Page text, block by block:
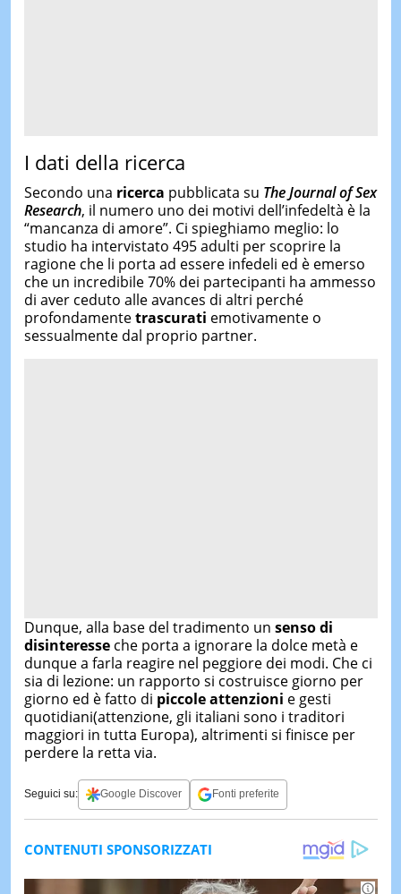
I dati della ricerca
Secondo una ricerca pubblicata su The Journal of Sex
Research, il numero uno dei motivi dell’infedeltà è la
“mancanza di amore”. Ci spieghiamo meglio: lo
studio ha intervistato 495 adulti per scoprire la
ragione che li porta ad essere infedeli ed è emerso
che un incredibile 70% dei partecipanti ha ammesso
di aver ceduto alle avances di altri perché
profondamentetrascurati emotivamente o
sessualmente dal proprio partner.
Dunque, alla base del tradimento un senso di
disinteresseche porta a ignorare la dolce metà e
dunque a farla reagire nel peggiore dei modi. Che ci
sia di lezione: un rapporto si costruisce giorno per
giorno ed è fatto di piccole attenzioni e gesti
quotidiani(attenzione, gli italiani sono i traditori
maggiori in tutta Europa), altrimenti si finisce per
perdere la retta via.
Seguici su: Google Discover Fonti preferite